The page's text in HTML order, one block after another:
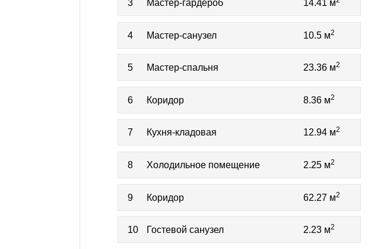
3 Мастер-гардероб 14.41 м
4 Мастер-санузел 10.5 м2
5 Мастер-спальня 23.36 м2
6 Коридор 8.36 м2
7 Кухня-кладовая 12.94 м2
8 Холодильное помещение 2.25 м2
9 Коридор 62.27 м2
10 Гостевой санузел 2.23 м2